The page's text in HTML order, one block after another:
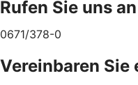
Rufen Sie uns an
0671/378-0
Vereinbaren Sie